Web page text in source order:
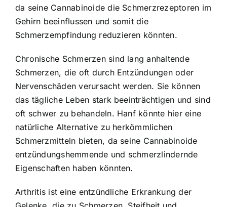
da seine Cannabinoide die Schmerzrezeptoren im
Gehirn beeinflussen und somit die
Schmerzempfindung reduzieren könnten.
Chronische Schmerzen sind lang anhaltende
Schmerzen, die oft durch Entzündungen oder
Nervenschäden verursacht werden. Sie können
das tägliche Leben stark beeinträchtigen und sind
oft schwer zu behandeln. Hanf könnte hier eine
natürliche Alternative zu herkömmlichen
Schmerzmitteln bieten, da seine Cannabinoide
entzündungshemmende und schmerzlindernde
Eigenschaften haben könnten.
Arthritis ist eine entzündliche Erkrankung der